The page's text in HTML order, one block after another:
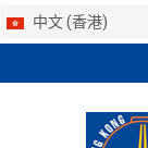
中文 (香港)